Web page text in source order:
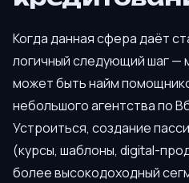
Когда данная сфера даёт
логичный следующий шаг —
может быть найм
небольшого агентства по
Устроиться, создание
(курсы, шаблоны, digital-
более высокодоходный